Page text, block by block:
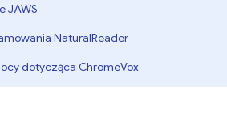
JAWS
NaturalReader
dotycząca ChromeVox